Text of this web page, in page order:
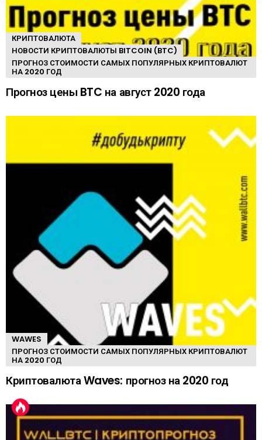
КРИПТОВАЛЮТА
НОВОСТИ КРИПТОВАЛЮТЫ BITCOIN (BTC)
ПРОГНОЗ СТОИМОСТИ САМЫХ ПОПУЛЯРНЫХ КРИПТОВАЛЮТ
НА 2020 ГОД
Прогноз цены BTC на август 2020 года
WAWES
ПРОГНОЗ СТОИМОСТИ САМЫХ ПОПУЛЯРНЫХ КРИПТОВАЛЮТ
НА 2020 ГОД
Криптовалюта Waves: прогноз на 2020 год